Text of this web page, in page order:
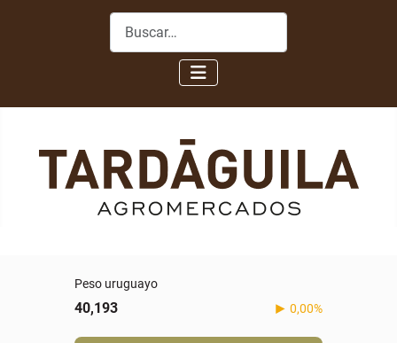
Buscar
Peso uruguayo
40,193 0,00%